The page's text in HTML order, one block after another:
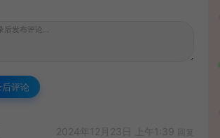
评论
2024年12月23日 上午1:39